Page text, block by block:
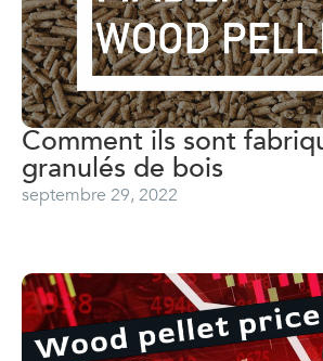
Comment ils sont
granulés de bois
septembre 29, 2022